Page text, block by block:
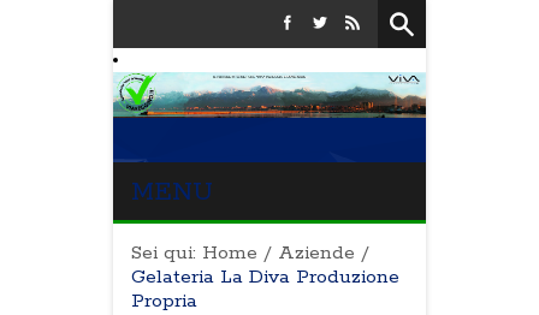
MENU
Sei qui: Home / Aziende /
Gelateria La Diva Produzione
Propria